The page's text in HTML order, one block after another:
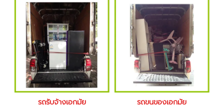
รถรับจ้างเอกมัย รถขนของเอกมัย